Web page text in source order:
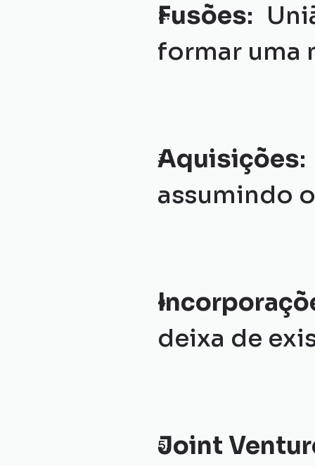
Fusões:
formar uma
Aquisições
assumindo
deixa de
Joint